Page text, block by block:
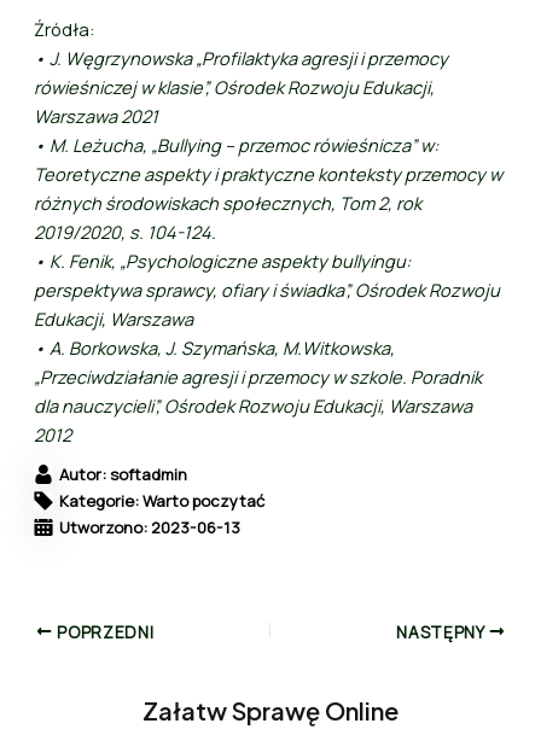
Źródła:
• J. Węgrzynowska „Profilaktyka agresji i przemocy
rówieśniczej w klasie”, Ośrodek Rozwoju Edukacji,
Warszawa 2021
• M. Leżucha, „Bullying – przemoc rówieśnicza” w:
Teoretyczne aspekty i praktyczne konteksty przemocy w
różnych środowiskach społecznych, Tom 2, rok
2019/2020, s. 104-124.
• K. Fenik, „Psychologiczne aspekty bullyingu:
perspektywa sprawcy, ofiary i świadka”, Ośrodek Rozwoju
Edukacji, Warszawa
• A. Borkowska, J. Szymańska, M.Witkowska,
„Przeciwdziałanie agresji i przemocy w szkole. Poradnik
dla nauczycieli”, Ośrodek Rozwoju Edukacji, Warszawa
2012
Autor: softadmin
Kategorie: Warto poczytać
Utworzono: 2023-06-13
POPRZEDNI NASTĘPNY
Załatw Sprawę Online